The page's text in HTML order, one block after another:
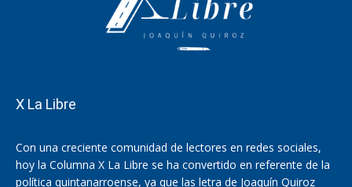
X La Libre
Con una creciente comunidad de lectores en redes sociales,
hoy la Columna X La Libre se ha convertido en referente de la
política quintanarroense, ya que las letra de Joaquín Quiroz